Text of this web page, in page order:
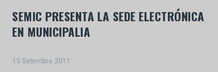
SEMIC PRESENTA LA SEDE ELECTRÓNICA
EN MUNICIPALIA
15 Setembre 2011